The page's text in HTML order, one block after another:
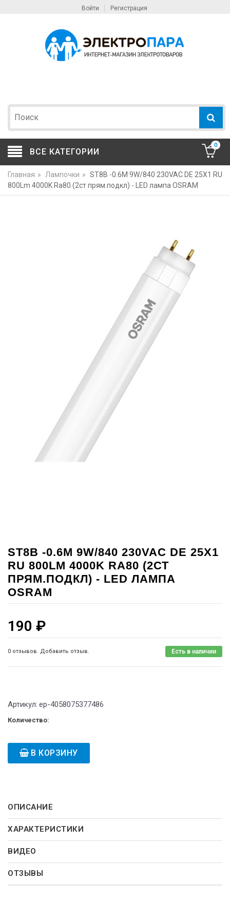
Войти Регистрация
ВСЕ КАТЕГОРИИ
0
Главная » Лампочки » ST8B -0.6M 9W/840 230VAC DE 25X1 RU
800Lm 4000K Ra80 (2ст прям.подкл) - LED лампа OSRAM
ST8B -0.6M 9W/840 230VAC DE 25X1
RU 800LM 4000K RA80 (2СТ
ПРЯМ.ПОДКЛ) - LED ЛАМПА
OSRAM
190 ₽
0 отзывов. Добавить отзыв. Есть в наличии
Артикул: ep-4058075377486
Количество:
В КОРЗИНУ
ОПИСАНИЕ
ХАРАКТЕРИСТИКИ
ВИДЕО
ОТЗЫВЫ